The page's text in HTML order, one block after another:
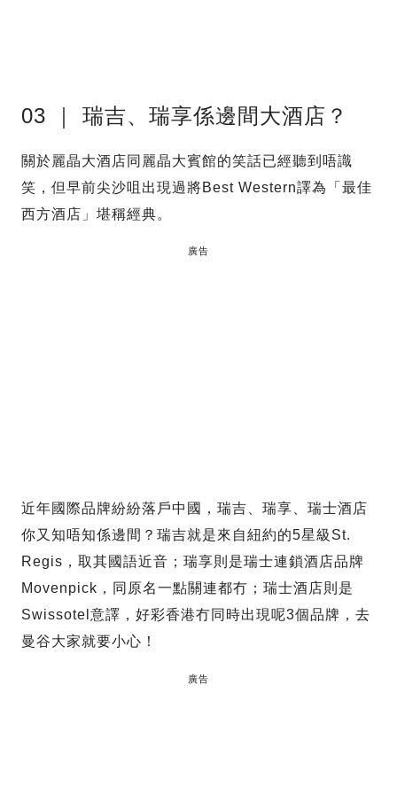
03 ｜ 瑞吉、瑞享係邊間大酒店？
關於麗晶大酒店同麗晶大賓館的笑話已經聽到唔識
笑，但早前尖沙咀出現過將Best Western譯為「最佳
西方酒店」堪稱經典。
廣告
近年國際品牌紛紛落戶中國，瑞吉、瑞享、瑞士酒店
你又知唔知係邊間？瑞吉就是來自紐約的5星級St.
Regis，取其國語近音；瑞享則是瑞士連鎖酒店品牌
Movenpick，同原名一點關連都冇；瑞士酒店則是
Swissotel意譯，好彩香港冇同時出現呢3個品牌，去
曼谷大家就要小心！
廣告